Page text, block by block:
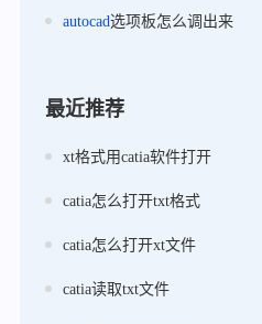
autocad选项板怎么调出来
最近推荐
xt格式用catia软件打开
catia怎么打开txt格式
catia怎么打开xt文件
catia读取txt文件